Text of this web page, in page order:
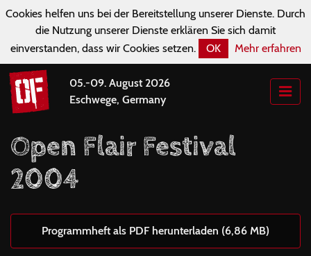
Cookies helfen uns bei der Bereitstellung unserer Dienste. Durch
die Nutzung unserer Dienste erklären Sie sich damit
einverstanden, dass wir Cookies setzen.
OK Mehr erfahren
05.-09. August 2026
Eschwege, Germany
Open Flair Festival
2004
Programmheft als PDF herunterladen (6,86 MB)